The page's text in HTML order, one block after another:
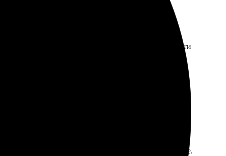
пришел в аккуратной упаковке. Качество печати
выбрала нужное фото, загрузила его на сайте и
ожидания: цвета яркие, качество отличное.